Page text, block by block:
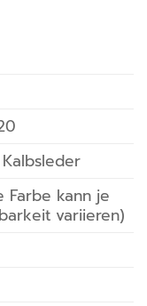
Farbe kann je
variieren)